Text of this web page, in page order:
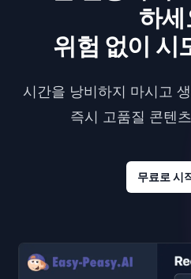
하세
위험 없이 시
시간을 낭비하지 마시고
즉시 고품질 콘텐
무료로 시